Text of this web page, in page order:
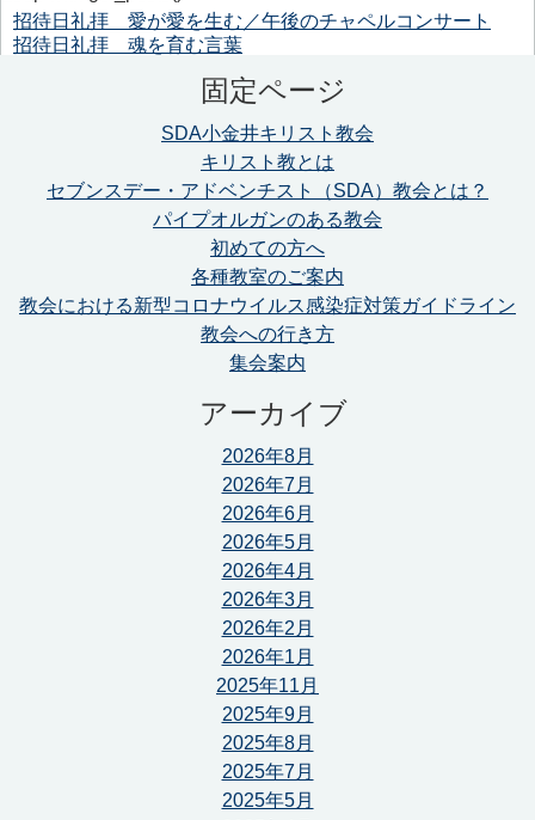
招待日礼拝 愛が愛を生む／午後のチャペルコンサート
招待日礼拝 魂を育む言葉
固定ページ
SDA小金井キリスト教会
キリスト教とは
セブンスデー・アドベンチスト（SDA）教会とは？
パイプオルガンのある教会
初めての方へ
各種教室のご案内
教会における新型コロナウイルス感染症対策ガイドライン
教会への行き方
集会案内
アーカイブ
2026年8月
2026年7月
2026年6月
2026年5月
2026年4月
2026年3月
2026年2月
2026年1月
2025年11月
2025年9月
2025年8月
2025年7月
2025年5月